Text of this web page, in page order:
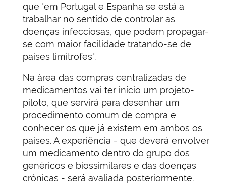
que "em Portugal e Espanha se está a
trabalhar no sentido de controlar as
doenças infecciosas, que podem propagar-
se com maior facilidade tratando-se de
países limítrofes".
Na área das compras centralizadas de
medicamentos vai ter início um projeto-
piloto, que servirá para desenhar um
procedimento comum de compra e
conhecer os que já existem em ambos os
países. A experiência - que deverá envolver
um medicamento dentro do grupo dos
genéricos e biossimilares e das doenças
crónicas - será avaliada posteriormente.